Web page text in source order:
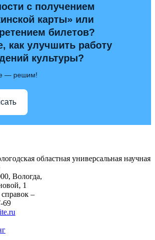
с получением
карты» или
билетов?
как улучшить работу
культуры?
— решим!
областная универсальная научная
Вологда,
1
–
69